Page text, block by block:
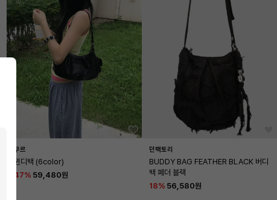
무르
윈디백 (6color)
47% 59,480원
던팩토리
BUDDY BAG FEATHER BLACK 버디
백 페더 블랙
18% 56,580원